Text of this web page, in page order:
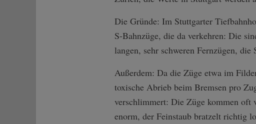
Die Gründe: Im Stuttgarter
S-Bahnzüge, die da verkehren: Die
langen, sehr schweren Fernzügen,
Außerdem: Da die Züge etwa im
toxische Abrieb beim Bremsen pro
verschlimmert: Die Züge kommen oft
enorm, der Feinstaub bratzelt richtig